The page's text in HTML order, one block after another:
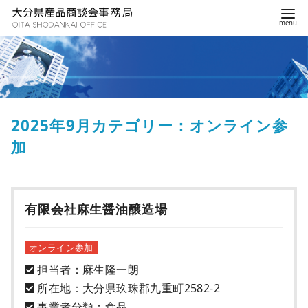
2025年9月カテゴリー：オンライン参
加
有限会社麻生醤油醸造場
オンライン参加
担当者：麻生隆一朗
所在地：大分県玖珠郡九重町2582-2